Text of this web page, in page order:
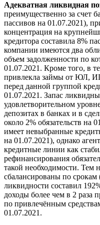
Адекватная ликвидная
преимущественно за счет
пассивов на 01.07.2021),
концентрация на
кредитора составила 8%
компании имеются два
объем задолженности по
01.07.2021. Кроме того, в
привлекла займы от ЮЛ,
перед данной группой
01.07.2021. Запас
удовлетворительном
депозитах в банках и в
около 2% обязательств на
имеет невыбранные
на 01.07.2021), однако
кредитные линии как
рефинансирования
такой необходимости. Тем
сбалансированы по
ликвидности составил
доходы более чем в 2 раза
по привлечённым
01.07.2021.